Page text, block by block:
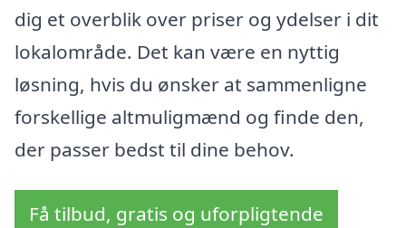
dig et overblik over priser og ydelser i dit
lokalområde. Det kan være en nyttig
løsning, hvis du ønsker at sammenligne
forskellige altmuligmænd og finde den,
der passer bedst til dine behov.
Få tilbud, gratis og uforpligtende